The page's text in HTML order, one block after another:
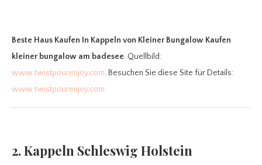
Beste Haus Kaufen In Kappeln von Kleiner Bungalow Kaufen
kleiner bungalow am badesee. Quellbild:
www.twistpourenjoy.com. Besuchen Sie diese Site für Details:
www.twistpourenjoy.com
2. Kappeln Schleswig Holstein